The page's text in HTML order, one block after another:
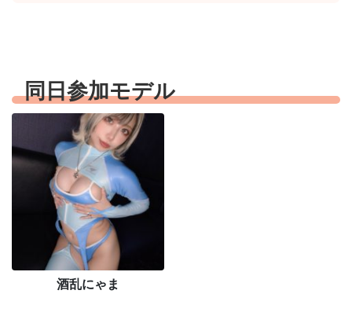
同日参加モデル
酒乱にゃま